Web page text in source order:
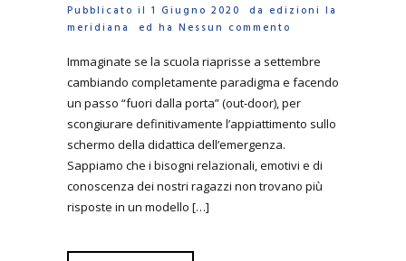
Pubblicato il 1 Giugno 2020 da edizioni la
meridiana
ed ha Nessun commento
Immaginate se la scuola riaprisse a settembre
cambiando completamente paradigma e facendo
un passo “fuori dalla porta” (out-door), per
scongiurare definitivamente l’appiattimento sullo
schermo della didattica dell’emergenza.
Sappiamo che i bisogni relazionali, emotivi e di
conoscenza dei nostri ragazzi non trovano più
risposte in un modello […]